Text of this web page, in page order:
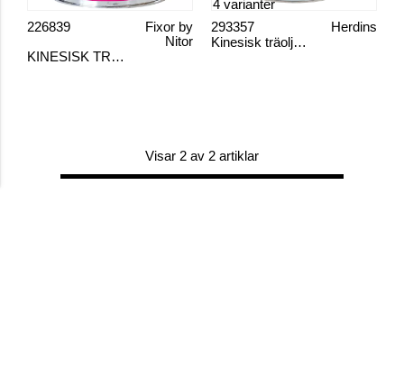
KINESISK TRÄOLJA
Fixor by
Nitor
226839
Kinesisk träolja pigmenterad
Herdins
293357
4 varianter
Visar 2 av 2 artiklar